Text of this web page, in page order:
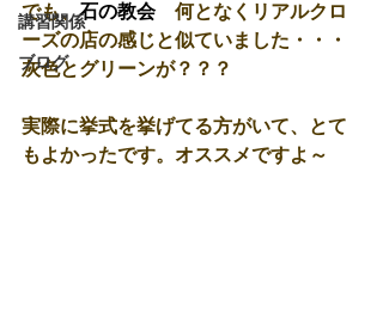
講習関係
ブログ
でも、石の教会 何となくリアルクロ
ーズの店の感じと似ていました・・・
灰色とグリーンが？？？
実際に挙式を挙げてる方がいて、とて
もよかったです。オススメですよ～